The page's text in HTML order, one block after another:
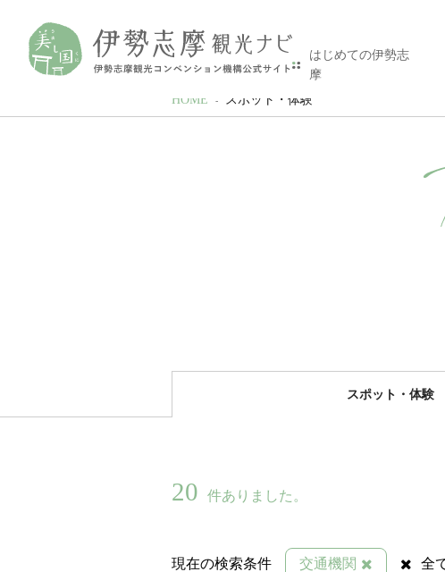
はじめての伊勢志
摩
HOME スポット・体験
スポット・体験
20 件ありました。
現在の検索条件 交通機関 全